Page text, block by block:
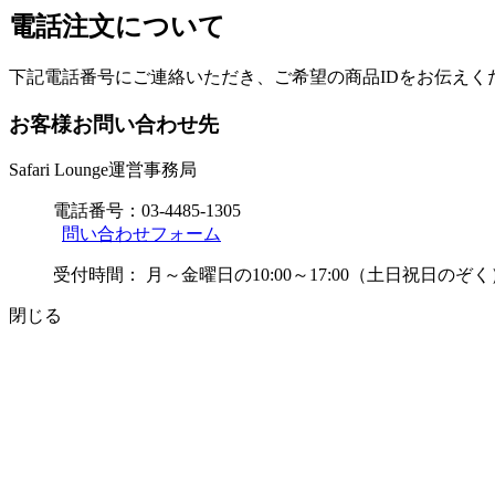
電話注文について
下記電話番号にご連絡いただき、ご希望の商品IDをお伝えく
お客様お問い合わせ先
Safari Lounge運営事務局
電話番号： 03-4485-1305
問い合わせフォーム
受付時間： 月～金曜日の10:00～17:00（土日祝日のぞく
閉じる